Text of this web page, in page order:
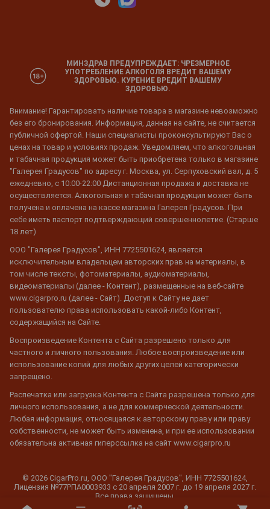
МИНЗДРАВ ПРЕДУПРЕЖДАЕТ: ЧРЕЗМЕРНОЕ
УПОТРЕБЛЕНИЕ АЛКОГОЛЯ ВРЕДИТ ВАШЕМУ
ЗДОРОВЬЮ. КУРЕНИЕ ВРЕДИТ ВАШЕМУ
ЗДОРОВЬЮ.
Внимание! Гарантировать наличие товара в магазине невозможно
без его бронирования. Информация, данная на сайте, не считается
публичной офертой. Наши специалисты проконсультируют Вас о
ценах на товар и условиях продаж. Уведомляем, что алкогольная
и табачная продукция может быть приобретена только в магазине
"Галерея Градусов" по адресу г. Москва, ул. Серпуховский вал, д. 5
ежедневно, с 10:00-22:00 Дистанционная продажа и доставка не
осуществляется. Алкогольная и табачная продукция может быть
получена и оплачена на кассе магазина Галерея Градусов. При
себе иметь паспорт подтверждающий совершеннолетие. (Старше
18 лет)
ООО "Галерея Градусов", ИНН 7725501624, является
исключительным владельцем авторских прав на материалы, в
том числе тексты, фотоматериалы, аудиоматериалы,
видеоматериалы (далее - Контент), размещенные на веб-сайте
www.cigarpro.ru (далее - Сайт). Доступ к Сайту не дает
пользователю права использовать какой-либо Контент,
содержащийся на Сайте.
Воспроизведение Контента с Сайта разрешено только для
частного и личного пользования. Любое воспроизведение или
использование копий для любых других целей категорически
запрещено.
Распечатка или загрузка Контента с Сайта разрешена только для
личного использования, а не для коммерческой деятельности.
Любая информация, относящаяся к авторскому праву или праву
собственности, не может быть изменена, и при ее использовании
обязательна активная гиперссылка на сайт www.cigarpro.ru
© 2026 CigarPro.ru, ООО "Галерея Градусов", ИНН 7725501624,
Лицензия №77РПА0003933 c 20 апреля 2007 г. до 19 апреля 2027 г.
Все права защищены.